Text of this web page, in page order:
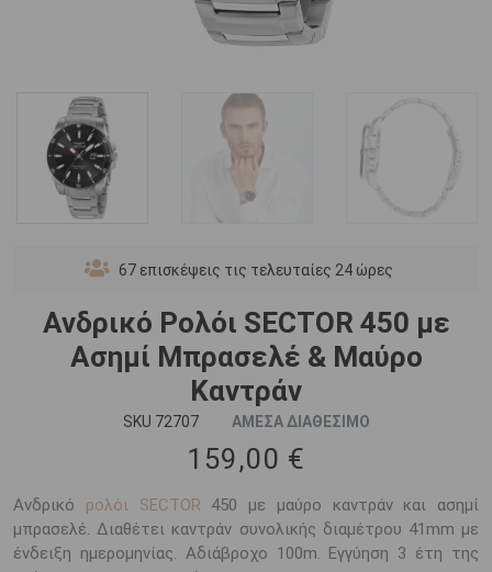
67 επισκέψεις τις τελευταίες 24 ώρες
Ανδρικό Ρολόι SECTOR 450 με
Ασημί Μπρασελέ & Μαύρο
Καντράν
SKU 72707 ΑΜΕΣΑ ΔΙΑΘΕΣΙΜΟ
159,00 €
Ανδρικό ρολόι SECTOR 450 με μαύρο καντράν και ασημί
μπρασελέ. Διαθέτει καντράν συνολικής διαμέτρου 41mm με
ένδειξη ημερομηνίας. Αδιάβροχο 100m. Εγγύηση 3 έτη της